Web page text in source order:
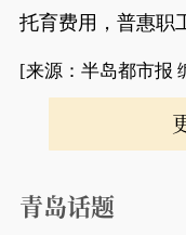
托育费用，普惠职
[来源：半岛都市报
青岛话题